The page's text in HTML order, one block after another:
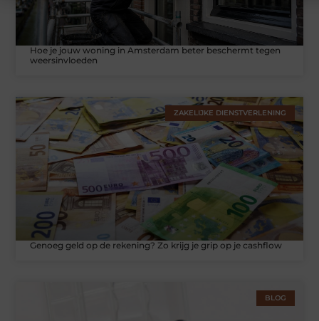
Hoe je jouw woning in Amsterdam beter beschermt tegen
weersinvloeden
ZAKELIJKE DIENSTVERLENING
Genoeg geld op de rekening? Zo krijg je grip op je cashflow
BLOG